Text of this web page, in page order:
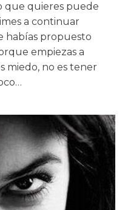
que quieres puede
a continuar
habías propuesto
empiezas a
miedo, no es tener